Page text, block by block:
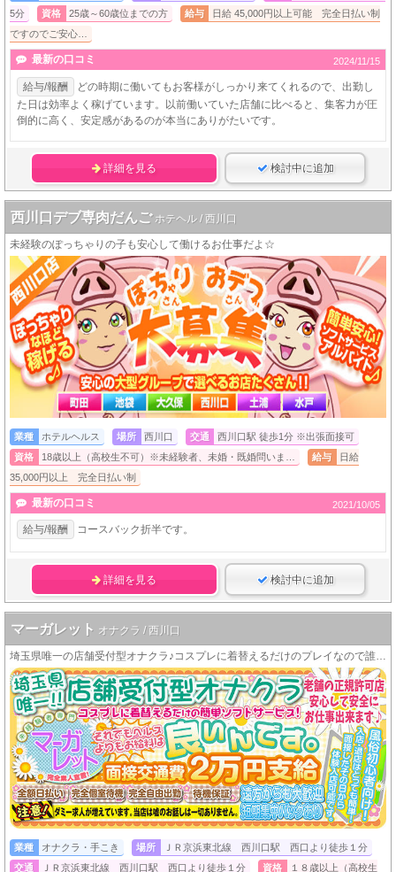
5分
資格 25歳～60歳位までの方 給与
日給 45,000円以上可能 完全日払い制
ですのでご安心…
最新の口コミ 2024/11/15
給与/報酬
どの時期に働いてもお客様がしっかり来てくれるので、出勤し
た日は効率よく稼げています。以前働いていた店舗に比べると、集客力が圧
倒的に高く、安定感があるのが本当にありがたいです。
詳細を見る 検討中に追加
西川口デブ専肉だんご ホテヘル / 西川口
未経験のぽっちゃりの子も安心して働けるお仕事だよ☆
業種 ホテルヘルス 場所 西川口 交通
西川口駅 徒歩1分 ※出張面接可
資格
18歳以上（高校生不可）※未経験者、未婚・既婚問いま… 給与
日給
35,000円以上 完全日払い制
最新の口コミ 2021/10/05
給与/報酬 コースバック折半です。
詳細を見る 検討中に追加
マーガレット オナクラ / 西川口
埼玉県唯一の店舗受付型オナクラ♪コスプレに着替えるだけのプレイなので誰でも簡単に高収入をＧＥＴできますＯ(≧∇≦)Ｏ
業種 オナクラ・手こき 場所
ＪＲ京浜東北線 西川口駅 西口より徒歩１分
交通
ＪＲ京浜東北線 西川口駅 西口より徒歩１分 資格 １８歳以上（高校生